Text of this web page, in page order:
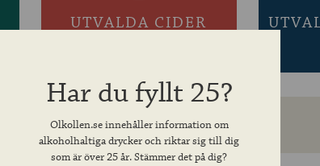
UTVALDA CIDER
Har du fyllt 25?
Olkollen.se innehåller information om
alkoholhaltiga drycker och riktar sig till dig
som är över 25 år. Stämmer det på dig?